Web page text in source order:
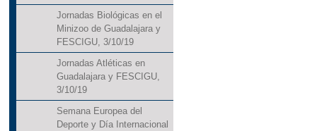
Jornadas Biológicas en el
Minizoo de Guadalajara y
FESCIGU, 3/10/19
Jornadas Atléticas en
Guadalajara y FESCIGU,
3/10/19
Semana Europea del
Deporte y Día Internacional